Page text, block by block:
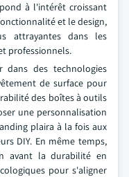
à l'intérêt croissant
et le design,
attrayantes dans les
professionnels.
dans des technologies
de surface pour
des boîtes à outils
une personnalisation
plaira à la fois aux
DIY. En même temps,
avant la durabilité en
pour s'aligner